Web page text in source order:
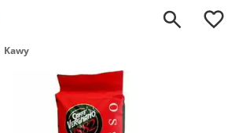
0
Kawy